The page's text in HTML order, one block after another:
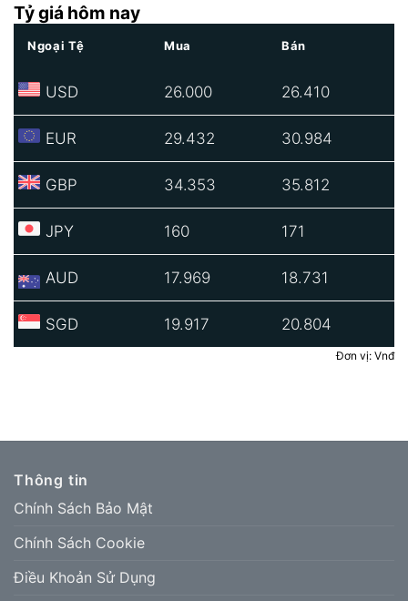
Tỷ giá hôm nay
Ngoại Tệ Mua Bán
USD 26.000 26.410
EUR 29.432 30.984
GBP 34.353 35.812
JPY 160 171
AUD 17.969 18.731
SGD 19.917 20.804
Đơn vị: Vnđ
Thông tin
Chính Sách Bảo Mật
Chính Sách Cookie
Điều Khoản Sử Dụng